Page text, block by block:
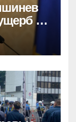
от